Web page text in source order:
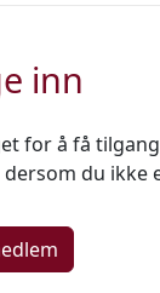
inn
for å få
du ikke